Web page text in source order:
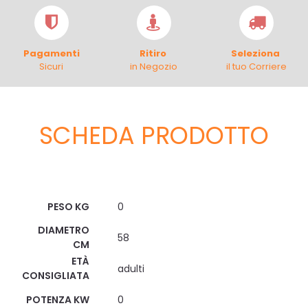
Pagamenti
Sicuri
Ritiro
in Negozio
Seleziona
il tuo Corriere
SCHEDA PRODOTTO
PESO KG
0
DIAMETRO
CM
58
ETÀ
CONSIGLIATA
adulti
POTENZA KW
0